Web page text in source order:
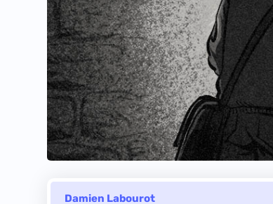
Damien Labourot